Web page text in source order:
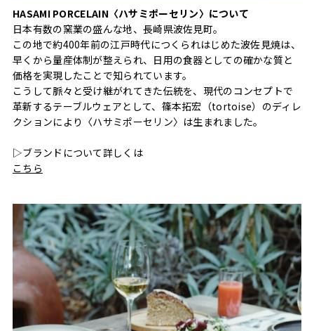
HASAMI PORCELAIN〈ハサミポーセリン〉について
日本有数の窯業の盛んな地、長崎県波佐見町。
この地で約400年前の江戸時代につくられはじめた波佐見焼は、
早くから量産体制が整えられ、日用の食器としての確かな質と
価格を実現したことで知られています。
こうして脈々と受け継がれてきた伝統を、現代のコンセプトで
革新するテーブルウェアとして、篠本拓宏（tortoise）のディレ
クションにより〈ハサミポーセリン〉は生まれました。
▷ブランドについて詳しくは
こちら